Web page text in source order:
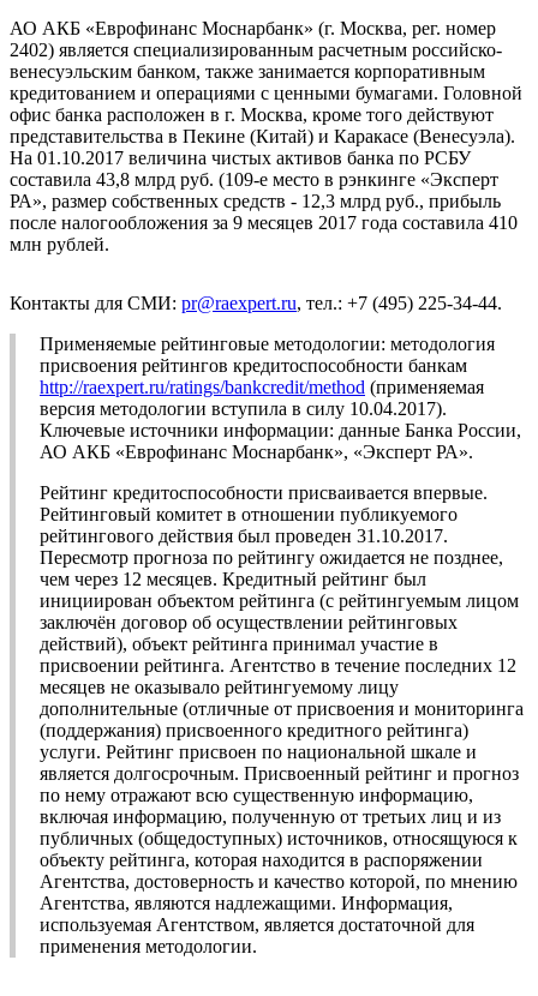
АО АКБ «Еврофинанс Моснарбанк» (г. Москва, рег. номер
2402) является специализированным расчетным российско-
венесуэльским банком, также занимается корпоративным
кредитованием и операциями с ценными бумагами. Головной
офис банка расположен в г. Москва, кроме того действуют
представительства в Пекине (Китай) и Каракасе (Венесуэла).
На 01.10.2017 величина чистых активов банка по РСБУ
составила 43,8 млрд руб. (109-е место в рэнкинге «Эксперт
РА», размер собственных средств - 12,3 млрд руб., прибыль
после налогообложения за 9 месяцев 2017 года составила 410
млн рублей.
Контакты для СМИ: pr@raexpert.ru, тел.: +7 (495) 225-34-44.
Применяемые рейтинговые методологии: методология
присвоения рейтингов кредитоспособности банкам
http://raexpert.ru/ratings/bankcredit/method (применяемая
версия методологии вступила в силу 10.04.2017).
Ключевые источники информации: данные Банка России,
АО АКБ «Еврофинанс Моснарбанк», «Эксперт РА».
Рейтинг кредитоспособности присваивается впервые.
Рейтинговый комитет в отношении публикуемого
рейтингового действия был проведен 31.10.2017.
Пересмотр прогноза по рейтингу ожидается не позднее,
чем через 12 месяцев. Кредитный рейтинг был
инициирован объектом рейтинга (с рейтингуемым лицом
заключён договор об осуществлении рейтинговых
действий), объект рейтинга принимал участие в
присвоении рейтинга. Агентство в течение последних 12
месяцев не оказывало рейтингуемому лицу
дополнительные (отличные от присвоения и мониторинга
(поддержания) присвоенного кредитного рейтинга)
услуги. Рейтинг присвоен по национальной шкале и
является долгосрочным. Присвоенный рейтинг и прогноз
по нему отражают всю существенную информацию,
включая информацию, полученную от третьих лиц и из
публичных (общедоступных) источников, относящуюся к
объекту рейтинга, которая находится в распоряжении
Агентства, достоверность и качество которой, по мнению
Агентства, являются надлежащими. Информация,
используемая Агентством, является достаточной для
применения методологии.